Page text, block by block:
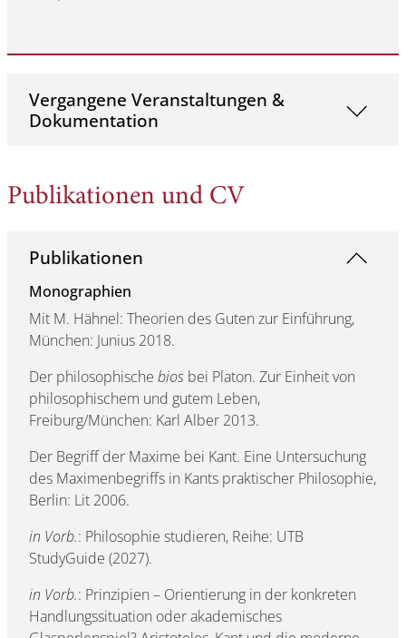
Vergangene Veranstaltungen &
Dokumentation
Publikationen und CV
Publikationen
Monographien
Mit M. Hähnel: Theorien des Guten zur Einführung,
München: Junius 2018.
Der philosophische bios bei Platon. Zur Einheit von
philosophischem und gutem Leben,
Freiburg/München: Karl Alber 2013.
Der Begriff der Maxime bei Kant. Eine Untersuchung
des Maximenbegriffs in Kants praktischer Philosophie,
Berlin: Lit 2006.
in Vorb.: Philosophie studieren, Reihe: UTB
StudyGuide (2027).
in Vorb.: Prinzipien – Orientierung in der konkreten
Handlungssituation oder akademisches